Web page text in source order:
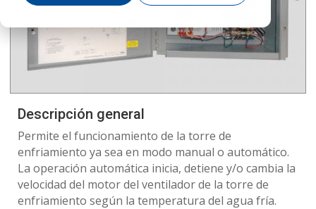
Descripción general
Permite el funcionamiento de la torre de
enfriamiento ya sea en modo manual o automático.
La operación automática inicia, detiene y/o cambia la
velocidad del motor del ventilador de la torre de
enfriamiento según la temperatura del agua fría.